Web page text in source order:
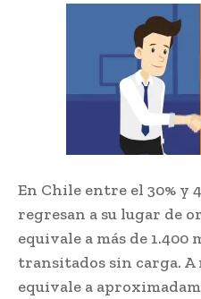
En Chile entre el 30% y
regresan a su lugar de
equivale a más de
transitados sin carga. A
equivale a